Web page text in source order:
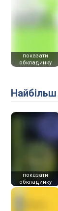
показати
обкладинку
показати
обкладинку